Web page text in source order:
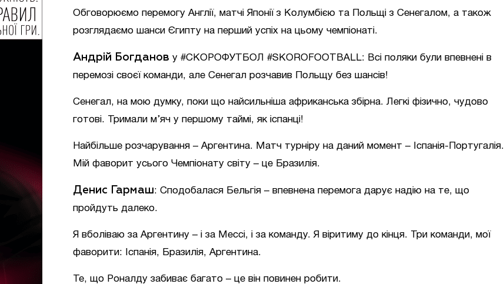
Обговорюємо перемогу Англії, матчі Японії з Колумбією та Польщі з Сенегалом, а також
розглядаємо шанси Єгипту на перший успіх на цьому чемпіонаті.
Андрій Богданов у #СКОРОФУТБОЛ #SKOROFOOTBALL: Всі поляки були впевнені в
перемозі своєї команди, але Сенегал розчавив Польщу без шансів!
Сенегал, на мою думку, поки що найсильніша африканська збірна. Легкі фізично, чудово
готові. Тримали м’яч у першому таймі, як іспанці!
Найбільше розчарування – Аргентина. Матч турніру на даний момент – Іспанія-Португалія.
Мій фаворит усього Чемпіонату світу – це Бразилія.
Денис Гармаш: Сподобалася Бельгія – впевнена перемога дарує надію на те, що
пройдуть далеко.
Я вболіваю за Аргентину – і за Мессі, і за команду. Я віритиму до кінця. Три команди, мої
фаворити: Іспанія, Бразилія, Аргентина.
Те, що Роналду забиває багато – це він повинен робити.